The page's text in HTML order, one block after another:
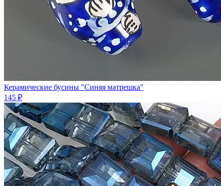
Керамические бусины "Синяя матрешка"
145 ₽